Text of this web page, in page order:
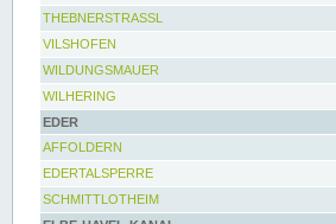
THEBNERSTRASSL
VILSHOFEN
WILDUNGSMAUER
WILHERING
EDER
AFFOLDERN
EDERTALSPERRE
SCHMITTLOTHEIM